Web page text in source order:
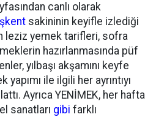
canlı olarak
sakininin keyifle izlediği
leziz yemek tarifleri, sofra
hazırlanmasında püf
yılbaşı akşamını keyfe
ile ilgili her ayrıntıyı
Ayrıca YENİMEK, her hafta
sanatları gibi farklı